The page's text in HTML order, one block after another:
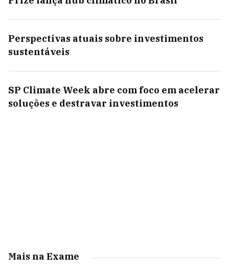
Perspectivas atuais sobre investimentos
sustentáveis
SP Climate Week abre com foco em acelerar
soluções e destravar investimentos
Mais na Exame